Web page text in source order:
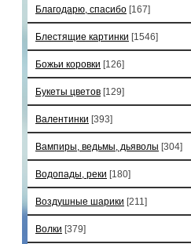
Благодарю, спасибо [167]
Блестящие картинки [1546]
Божьи коровки [126]
Букеты цветов [129]
Валентинки [393]
Вампиры, ведьмы, дьяволы [304]
Водопады, реки [180]
Воздушные шарики [211]
Волки [379]